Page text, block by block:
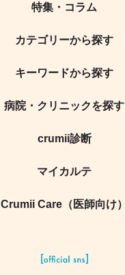
特集・コラム
カテゴリーから探す
キーワードから探す
病院・クリニックを探す
crumii診断
マイカルテ
Crumii Care（医師向け）